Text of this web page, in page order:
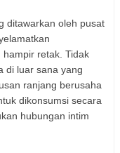
ditawarkan oleh pusat
retak. Tidak
di luar sana yang
ranjang berusaha
dikonsumsi secara
hubungan intim